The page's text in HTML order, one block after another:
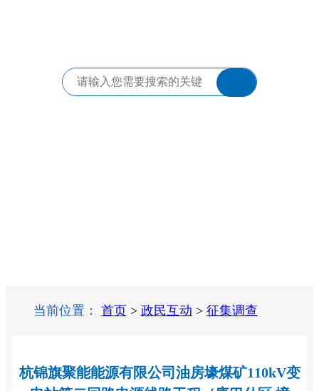
当前位置： 首页 > 政民互动 > 征集调查
杭锦旗聚能能源有限公司油房壕煤矿110kV变